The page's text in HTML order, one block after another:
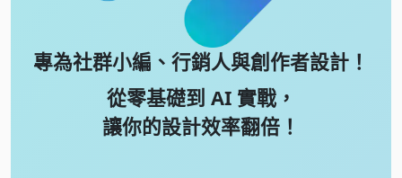
專為社群小編、行銷人與創作者設計！
從零基礎到 AI 實戰，
讓你的設計效率翻倍！